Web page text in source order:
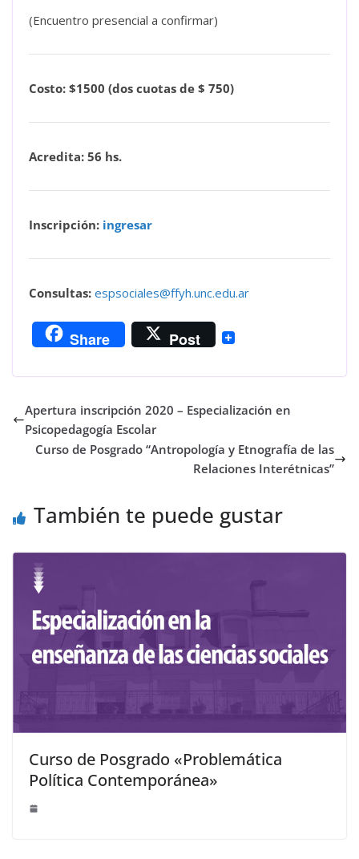
(Encuentro presencial a confirmar)
Costo: $1500 (dos cuotas de $ 750)
Acredita: 56 hs.
Inscripción: ingresar
Consultas: espsociales@ffyh.unc.edu.ar
Share Post
Apertura inscripción 2020 – Especialización en
Psicopedagogía Escolar
Curso de Posgrado “Antropología y Etnografía de las
Relaciones Interétnicas”
También te puede gustar
Curso de Posgrado «Problemática
Política Contemporánea»